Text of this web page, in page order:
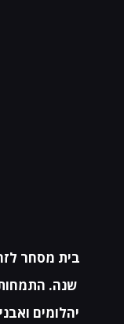
שנה.
יהלומים